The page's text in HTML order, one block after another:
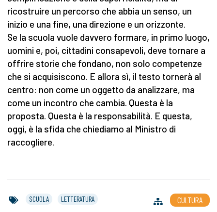
ricostruire un percorso che abbia un senso, un
inizio e una fine, una direzione e un orizzonte.
Se la scuola vuole davvero formare, in primo luogo,
uomini e, poi, cittadini consapevoli, deve tornare a
offrire storie che fondano, non solo competenze
che si acquisiscono. E allora sì, il testo tornerà al
centro: non come un oggetto da analizzare, ma
come un incontro che cambia. Questa è la
proposta. Questa è la responsabilità. E questa,
oggi, è la sfida che chiediamo al Ministro di
raccogliere.
SCUOLA LETTERATURA CULTURA